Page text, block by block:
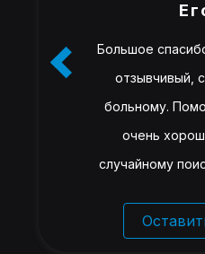
Большое
отзывчивый,
больному.
очень
случайному